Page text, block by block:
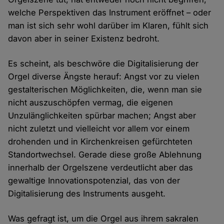
welche Perspektiven das Instrument eröffnet – oder
man ist sich sehr wohl darüber im Klaren, fühlt sich
davon aber in seiner Existenz bedroht.
Es scheint, als beschwöre die Digitalisierung der
Orgel diverse Ängste herauf: Angst vor zu vielen
gestalterischen Möglichkeiten, die, wenn man sie
nicht auszuschöpfen vermag, die eigenen
Unzulänglichkeiten spürbar machen; Angst aber
nicht zuletzt und vielleicht vor allem vor einem
drohenden und in Kirchenkreisen gefürchteten
Standortwechsel. Gerade diese große Ablehnung
innerhalb der Orgelszene verdeutlicht aber das
gewaltige Innovationspotenzial, das von der
Digitalisierung des Instruments ausgeht.
Was gefragt ist, um die Orgel aus ihrem sakralen